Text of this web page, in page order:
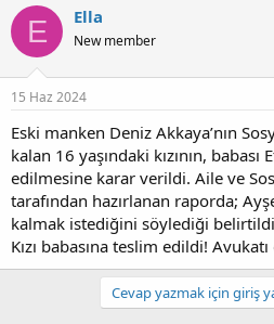
n
b
u
u
b
a
ş
l
a
t
a
n
ş
a
g
ı
ç
a
r
i
h
i
E Ella
New member
15 Haz 2024
Eski manken Deniz Akkaya’nın
kalan 16 yaşındaki kızının,
edilmesine karar verildi. Aile ve
tarafından hazırlanan raporda;
kalmak istediğini söylediği
Kızı babasına teslim edildi!
Cevap yazmak için giriş